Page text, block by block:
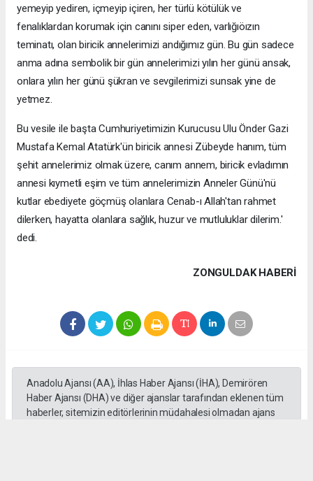
yemeyip yediren, içmeyip içiren, her türlü kötülük ve
fenalıklardan korumak için canını siper eden, varlığıöızın
teminatı, olan biricik annelerimizi andığımız gün. Bu gün sadece
anma adına sembolik bir gün annelerimizi yılın her günü ansak,
onlara yılın her günü şükran ve sevgilerimizi sunsak yine de
yetmez.
Bu vesile ile başta Cumhuriyetimizin Kurucusu Ulu Önder Gazi
Mustafa Kemal Atatürk'ün biricik annesi Zübeyde hanım, tüm
şehit annelerimiz olmak üzere, canım annem, biricik evladımın
annesi kıymetli eşim ve tüm annelerimizin Anneler Günü'nü
kutlar ebediyete göçmüş olanlara Cenab-ı Allah'tan rahmet
dilerken, hayatta olanlara sağlık, huzur ve mutluluklar dilerim.'
dedi.
ZONGULDAK HABERİ
Anadolu Ajansı (AA), İhlas Haber Ajansı (İHA), Demirören
Haber Ajansı (DHA) ve diğer ajanslar tarafından eklenen tüm
haberler, sitemizin editörlerinin müdahalesi olmadan ajans